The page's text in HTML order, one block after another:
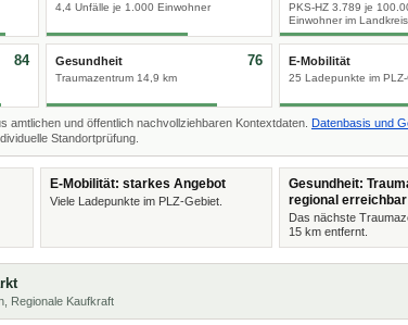
4,4 Unfälle je 1.000 Einwohner
PKS-HZ 3.789 je
Einwohner im
84 Gesundheit
Traumazentrum 14,9 km
76 E-Mobilität
25 Ladepunkte im
amtlichen und öffentlich nachvollziehbaren Kontextdaten. Datenbasis und
Standortprüfung.
E-Mobilität: starkes Angebot
Viele Ladepunkte im PLZ-Gebiet.
Gesundheit:
regional erreichbar
Das nächste
15 km entfernt.
Regionale Kaufkraft